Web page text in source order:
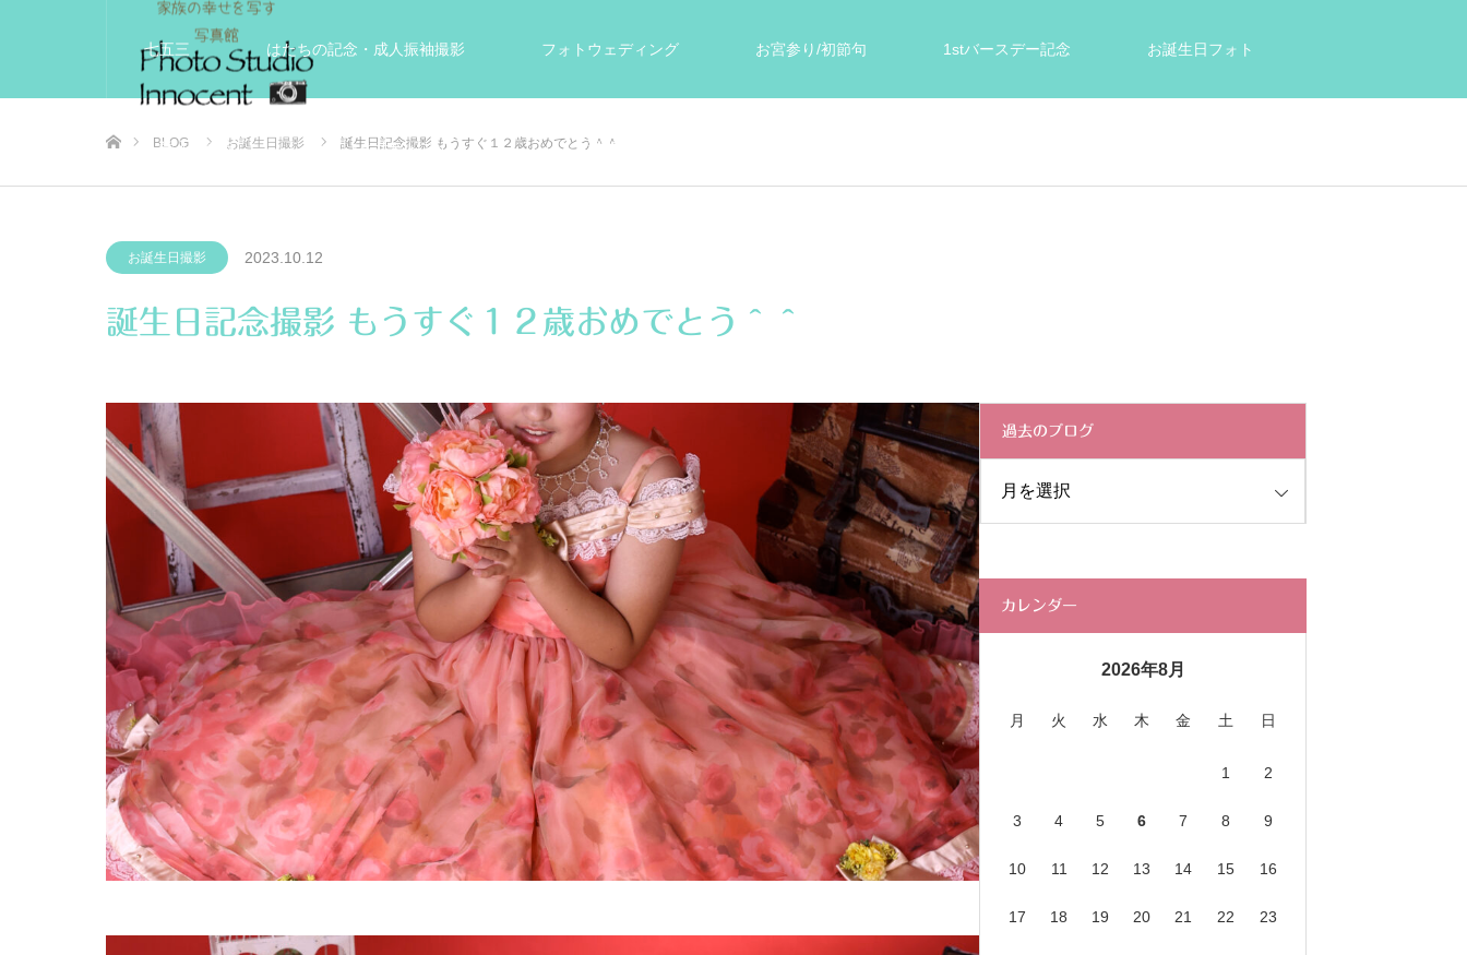
七五三 はたちの記念・成人振袖撮影 フォトウェディング お宮参り/初節句 1stバースデー記念 お誕生日フォト
入学入園記念 いきいきサードエイジフォト 遺影写真
ホーム
BLOG お誕生日撮影 誕生日記念撮影 もうすぐ１２歳おめでとう＾＾
お誕生日撮影 2023.10.12
誕生日記念撮影 もうすぐ１２歳おめでとう＾＾
過去のブログ
カレンダー
2026年8月
月 火 水 木 金 土 日
1 2
3 4 5 6 7 8 9
10 11 12 13 14 15 16
17 18 19 20 21 22 23